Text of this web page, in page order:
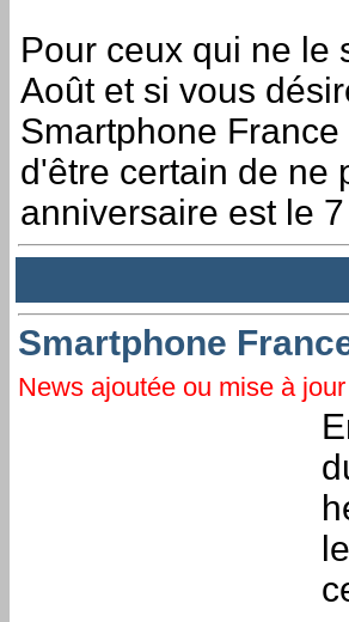
Pour ceux qui ne le
Août et si vous
Smartphone
d'être certain de ne
anniversaire est le
Smartphone
News ajoutée ou mise à